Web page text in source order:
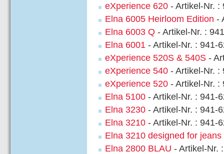
eXperience 620 - Artikel-Nr. :
Elna 6005 Heirloom Edition -
Elna 6003 Q - Artikel-Nr. :
Elna 6001 - Artikel-Nr. : 941-
eXperience 520S & 540S -
eXperience 540 - Artikel-Nr. :
eXperience 520 - Artikel-Nr. :
Elna 5100 - Artikel-Nr. : 941-
Elna 3230 - Artikel-Nr. : 941-
Elna 3210 - Artikel-Nr. : 941-
Elna 3210 designed for jeans
Elna 2800 BLAU - Artikel-Nr.